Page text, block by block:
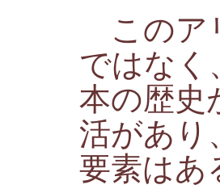
このア
ではなく
本の歴史
活があり
要素はあ